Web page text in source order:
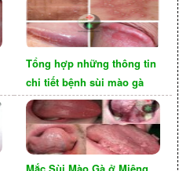
chải, khăn mặt, đũa, thìa,
Tổng hợp những thông tin
chi tiết bệnh sùi mào gà